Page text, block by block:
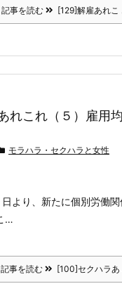
記事を読む [129]解雇あれこ
れこれ（５）雇用
モラハラ・セクハラと女性
より、新たに個別労働
…
記事を読む [100]セクハラあ